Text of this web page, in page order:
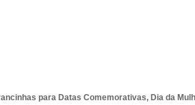
para Datas Comemorativas, Dia da